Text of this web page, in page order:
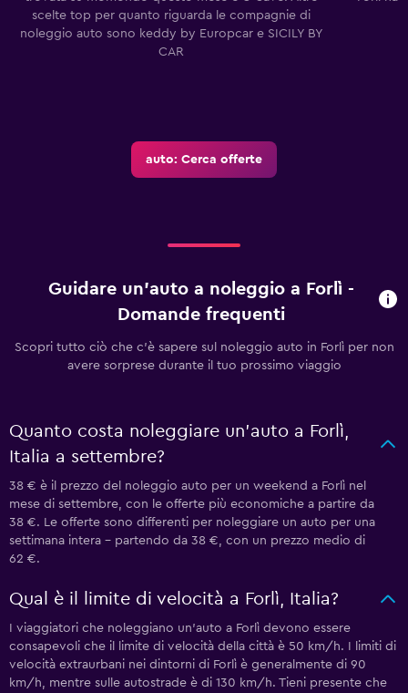
scelte top per quanto riguarda le compagnie di
noleggio auto sono keddy by Europcar e SICILY BY
CAR
auto: Cerca offerte
Guidare un'auto a noleggio a Forlì -
Domande frequenti
Scopri tutto ciò che c'è sapere sul noleggio auto in Forlì per non
avere sorprese durante il tuo prossimo viaggio
Quanto costa noleggiare un'auto a Forlì,
Italia a settembre?
38 € è il prezzo del noleggio auto per un weekend a Forlì nel
mese di settembre, con le offerte più economiche a partire da
38 €. Le offerte sono differenti per noleggiare un auto per una
settimana intera - partendo da 38 €, con un prezzo medio di
62 €.
Qual è il limite di velocità a Forlì, Italia?
I viaggiatori che noleggiano un'auto a Forlì devono essere
consapevoli che il limite di velocità della città è 50 km/h. I limiti di
velocità extraurbani nei dintorni di Forlì è generalmente di 90
km/h, mentre sulle autostrade è di 130 km/h. Tieni presente che